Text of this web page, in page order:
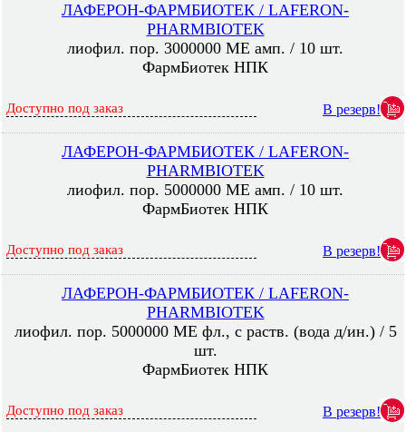
ЛАФЕРОН-ФАРМБИОТЕК / LAFERON-
PHARMBIOTEK
лиофил. пор. 3000000 МЕ амп. / 10 шт.
ФармБиотек НПК
Доступно под заказ В резерв!
ЛАФЕРОН-ФАРМБИОТЕК / LAFERON-
PHARMBIOTEK
лиофил. пор. 5000000 МЕ амп. / 10 шт.
ФармБиотек НПК
Доступно под заказ В резерв!
ЛАФЕРОН-ФАРМБИОТЕК / LAFERON-
PHARMBIOTEK
лиофил. пор. 5000000 МЕ фл., с раств. (вода д/ин.) / 5
шт.
ФармБиотек НПК
Доступно под заказ В резерв!